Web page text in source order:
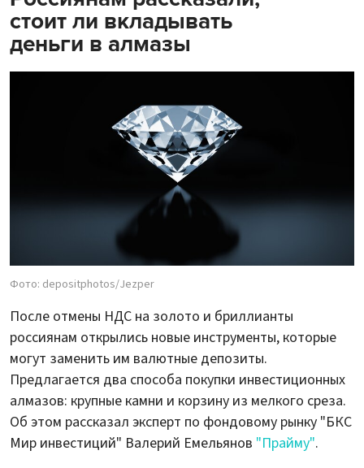
стоит ли вкладывать
деньги в алмазы
Фото: depositphotos/Jezper
После отмены НДС на золото и бриллианты
россиянам открылись новые инструменты, которые
могут заменить им валютные депозиты.
Предлагается два способа покупки инвестиционных
алмазов: крупные камни и корзину из мелкого среза.
Об этом рассказал эксперт по фондовому рынку "БКС
Мир инвестиций" Валерий Емельянов "Прайму".